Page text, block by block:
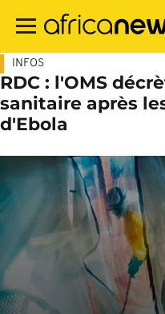
contenu
INFOS
RDC : l'OMS
sanitaire après
d'Ebola